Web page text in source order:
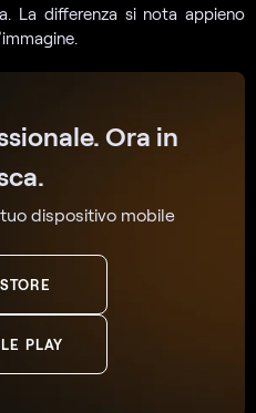
La differenza si nota appieno
Ora in
dispositivo mobile
PLAY